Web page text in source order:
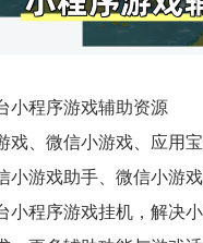
小程序游戏辅助资源
戏、微信小游戏、应用
小游戏助手、微信小游
小程序游戏挂机，解决